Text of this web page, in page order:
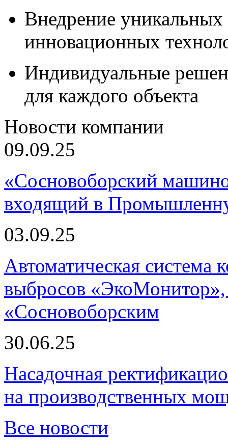
Внедрение уникальных
инновационных
Индивидуальные
для каждого объекта
Новости компании
09.09.25
«Сосновоборский
входящий в
03.09.25
Автоматическая
выбросов «ЭкоМонитор»,
«Сосновоборским
30.06.25
Насадочная
на производственных
Все новости